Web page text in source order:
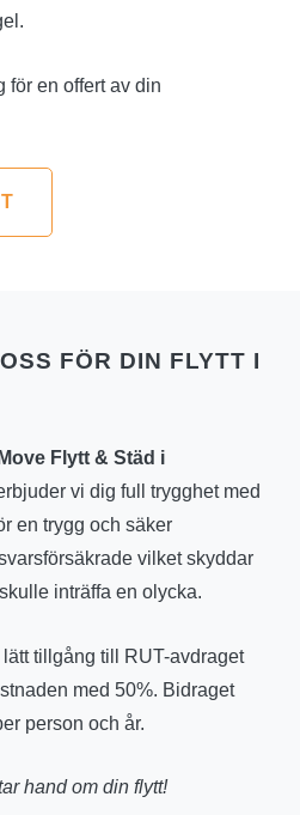
för en offert av din
FÖR DIN FLYTT I
Flytt & Städ i
vi dig full trygghet med
en trygg och säker
vilket skyddar
inträffa en olycka.
tillgång till RUT-avdraget
med 50%. Bidraget
person och år.
hand om din flytt!